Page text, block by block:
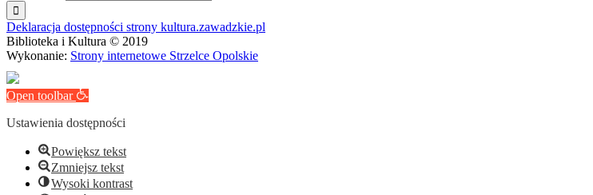
Deklaracja dostępności strony kultura.zawadzkie.pl
Biblioteka i Kultura © 2019
Wykonanie: Strony internetowe Strzelce Opolskie
Open toolbar
Ustawienia dostępności
Powiększ tekst
Zmniejsz tekst
Wysoki kontrast